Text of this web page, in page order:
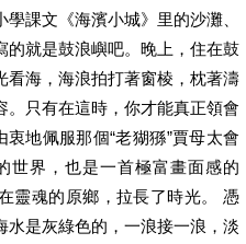
課文《海濱小城》里的沙灘、
就是鼓浪嶼吧。晚上，住在鼓
海，海浪拍打著窗棱，枕著濤
只有在這時，你才能真正領會
地佩服那個“老猢猻”賈母太會
世界，也是一首極富畫面感的
靈魂的原鄉，拉長了時光。 憑
是灰綠色的，一浪接一浪，淡